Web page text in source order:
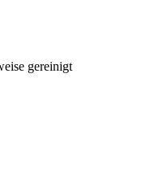
gereinigt